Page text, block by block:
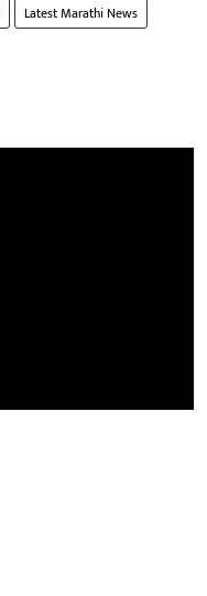
Latest Marathi News